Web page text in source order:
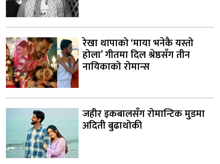
रेखा थापाको ‘माया भनेकै यस्तो
होला’ गीतमा दिल श्रेष्ठसँग तीन
नायिकाको रोमान्स
जहीर इकबालसँग रोमान्टिक मुडमा
अदिती बुढाथोकी